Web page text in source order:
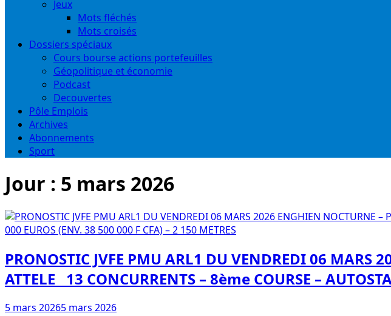
Jeux
Mots fléchés
Mots croisés
Dossiers spéciaux
Cours bourse actions portefeuilles
Géopolitique et économie
Podcast
Decouvertes
Pôle Emplois
Archives
Abonnements
Sport
Jour : 5 mars 2026
PRONOSTIC JVFE PMU ARL1 DU VENDREDI 06 MARS
ATTELE 13 CONCURRENTS – 8ème COURSE –
5 mars 20265 mars 2026